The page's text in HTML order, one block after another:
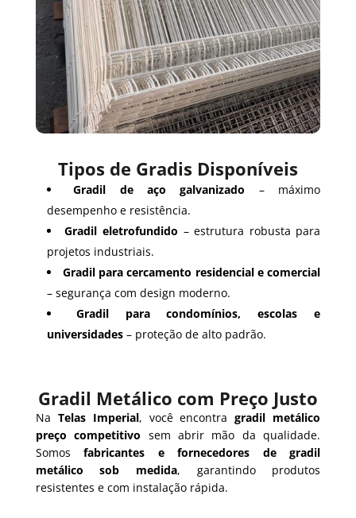
Tipos de Gradis Disponíveis
Gradil de aço galvanizado – máximo
desempenho e resistência.
Gradil eletrofundido – estrutura robusta para
projetos industriais.
Gradil para cercamento residencial e comercial
– segurança com design moderno.
Gradil para condomínios, escolas e
universidades– proteção de alto padrão.
Gradil Metálico com Preço Justo
Na Telas Imperial, você encontragradil metálico
preço competitivo sem abrir mão da qualidade.
Somosfabricantes e fornecedores de gradil
metálico sob medida, garantindo produtos
resistentes e com instalação rápida.